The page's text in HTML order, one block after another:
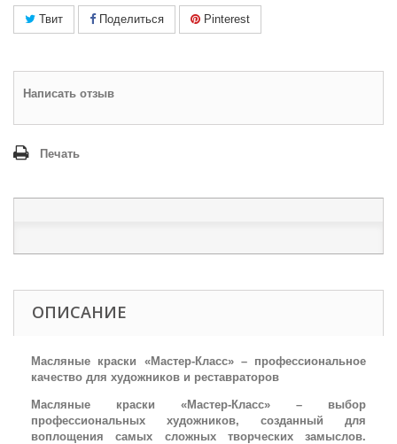
Твит Поделиться Pinterest
Написать отзыв
Печать
ОПИСАНИЕ
Масляные краски «Мастер-Класс» – профессиональное
качество для художников и реставраторов
Масляные краски «Мастер-Класс» – выбор
профессиональных художников, созданный для
воплощения самых сложных творческих замыслов.